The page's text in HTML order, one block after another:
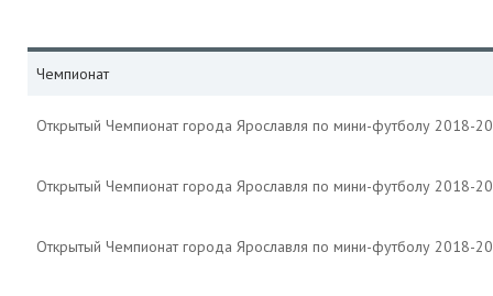
Чемпионат
Открытый Чемпионат города Ярославля по мини-футболу 2018-
Открытый Чемпионат города Ярославля по мини-футболу 2018-
Открытый Чемпионат города Ярославля по мини-футболу 2018-